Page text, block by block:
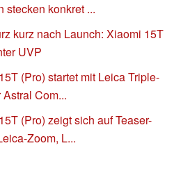
stecken konkret ...
kurz nach Launch: Xiaomi 15T
UVP
(Pro) startet mit Leica Triple-
Com...
(Pro) zeigt sich auf Teaser-
Zoom, L...